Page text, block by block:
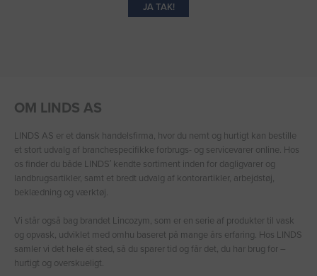
JA TAK!
OM LINDS AS
LINDS AS er et dansk handelsfirma, hvor du nemt og hurtigt kan bestille
et stort udvalg af branchespecifikke forbrugs- og servicevarer online. Hos
os finder du både LINDS′ kendte sortiment inden for dagligvarer og
landbrugsartikler, samt et bredt udvalg af kontorartikler, arbejdstøj,
beklædning og værktøj.
Vi står også bag brandet Lincozym, som er en serie af produkter til vask
og opvask, udviklet med omhu baseret på mange års erfaring. Hos LINDS
samler vi det hele ét sted, så du sparer tid og får det, du har brug for –
hurtigt og overskueligt.